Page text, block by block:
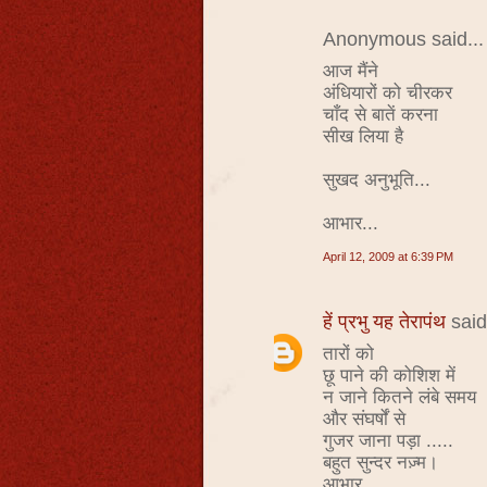
Anonymous said...
आज मैंने
अंधियारों को चीरकर
चाँद से बातें करना
सीख लिया है
सुखद अनुभूति...
आभार...
April 12, 2009 at 6:39 PM
हें प्रभु यह तेरापंथ
तारों को
छू पाने की कोशिश में
न जाने कितने लंबे समय
और संघर्षों से
गुजर जाना पड़ा .....
बहुत सुन्दर नज़्म।